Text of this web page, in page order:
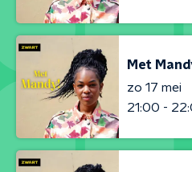
Met
zo 17 mei
21:00 -